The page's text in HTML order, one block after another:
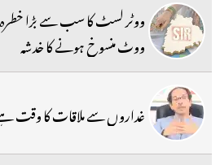
ووٹ منسوخ ہونے کا خدشہ
غداروں سے ملاقات کا وقت